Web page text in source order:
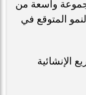
واسعة من
المتوقع في
الإنشائية